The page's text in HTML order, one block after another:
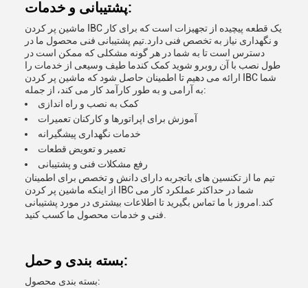
پشتیبانی و خدمات:
ماشین پر کردن IBC یک قطعه پیچیده از تجهیزات است که برای کار
و نگهداری نیاز به تخصص فنی دارد.تیم پشتیبانی فنی محصول ما در
دسترس است تا به شما در هر گونه مشکلی که ممکن است در
طول نصب با آن روبرو شوید کمک کندما طیف وسیعی از خدمات را
ارائه می دهیم تا اطمینان حاصل شود که ماشین پر کردن IBC شما
به آرامی و به طور کارآمد کار می کند، از جمله:
کمک به نصب و راه اندازی
آموزش برای اپراتورها و کارکنان تعمیرات
خدمات نگهداری پیشگیرانه
تعمیر و تعویض قطعات
رفع مشکلات فنی و پشتیبانی
تیم ما از تکنسین های باتجربه دارای دانش و تخصص برای اطمینان
از اینکه ماشین پر کردن IBC شما در حداکثر عملکرد کار می
کند.امروز با ما تماس بگیرید تا اطلاعات بیشتری در مورد پشتیبانی
بسته بندی و حمل:
بسته بندی محصول: